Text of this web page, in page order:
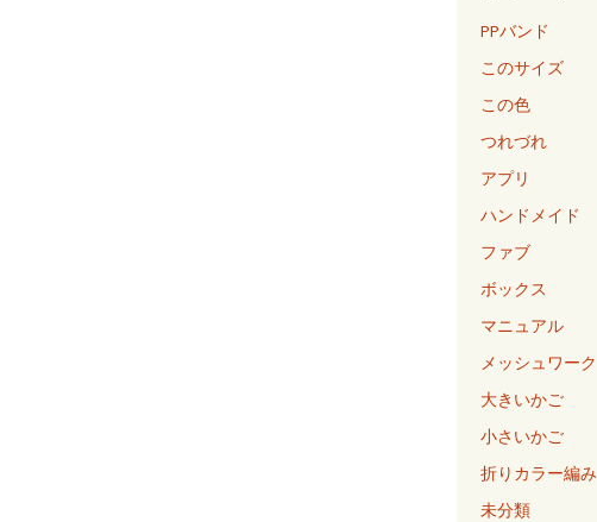
PPバンド
このサイズ
この色
つれづれ
アプリ
ハンドメイド
ファブ
ボックス
マニュアル
メッシュワーク
大きいかご
小さいかご
折りカラー編み
未分類